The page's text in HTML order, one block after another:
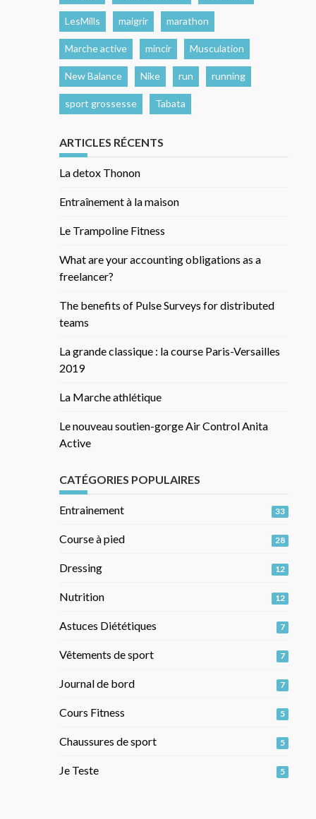
LesMills maigrir marathon
Marche active mincir Musculation
New Balance Nike run running
sport grossesse Tabata
ARTICLES RÉCENTS
La detox Thonon
Entraînement à la maison
Le Trampoline Fitness
What are your accounting obligations as a
freelancer?
The benefits of Pulse Surveys for distributed
teams
La grande classique : la course Paris-Versailles
2019
La Marche athlétique
Le nouveau soutien-gorge Air Control Anita
Active
CATÉGORIES POPULAIRES
Entrainement 33
Course à pied 28
Dressing 12
Nutrition 12
Astuces Diététiques 7
Vêtements de sport 7
Journal de bord 7
Cours Fitness 5
Chaussures de sport 5
Je Teste 5